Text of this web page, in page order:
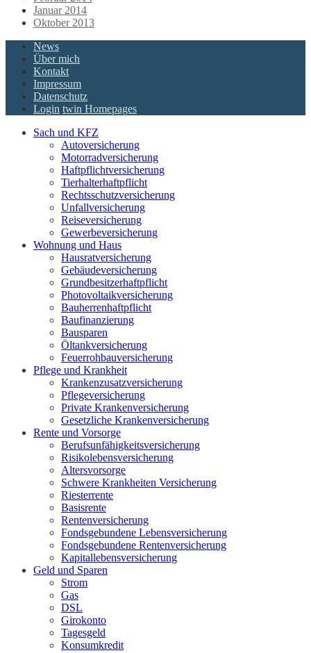
Januar 2014
Oktober 2013
News
Über mich
Kontakt
Impressum
Datenschutz
Login twin Homepages
Sach und KFZ
Autoversicherung
Motorradversicherung
Haftpflichtversicherung
Tierhalterhaftpflicht
Rechtsschutzversicherung
Unfallversicherung
Reiseversicherung
Gewerbeversicherung
Wohnung und Haus
Hausratversicherung
Gebäudeversicherung
Grundbesitzerhaftpflicht
Photovoltaikversicherung
Bauherrenhaftpflicht
Baufinanzierung
Bausparen
Öltankversicherung
Feuerrohbauversicherung
Pflege und Krankheit
Krankenzusatzversicherung
Pflegeversicherung
Private Krankenversicherung
Gesetzliche Krankenversicherung
Rente und Vorsorge
Berufs­unfähigkeitsversicherung
Risikolebensversicherung
Altersvorsorge
Schwere Krankheiten Versicherung
Riesterrente
Basisrente
Rentenversicherung
Fondsgebundene Lebensversicherung
Fondsgebundene Rentenversicherung
Kapitallebensversicherung
Geld und Sparen
Strom
Gas
DSL
Girokonto
Tagesgeld
Konsumkredit